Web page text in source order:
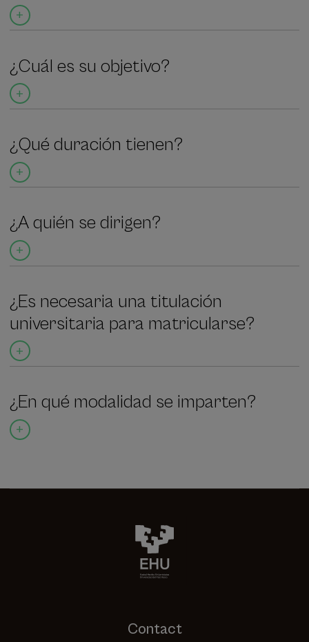
¿Cuál es su objetivo?
¿Qué duración tienen?
¿A quién se dirigen?
¿Es necesaria una titulación
universitaria para matricularse?
¿En qué modalidad se imparten?
Contact